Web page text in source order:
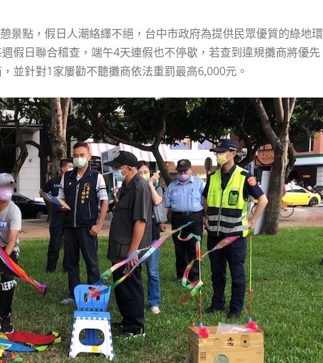
景點，假日人潮絡繹不絕，台中市政府為提供民眾優質的綠地環
假日聯合稽查，端午4天連假也不停歇，若查到違規攤商將優先
並針對1家屢勸不聽攤商依法重罰最高6,000元。